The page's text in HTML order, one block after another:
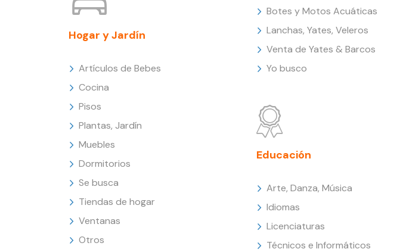
Hogar y Jardín
Artículos de Bebes
Cocina
Pisos
Plantas, Jardín
Muebles
Dormitorios
Se busca
Tiendas de hogar
Ventanas
Otros
Botes y Motos Acuáticas
Lanchas, Yates, Veleros
Venta de Yates & Barcos
Yo busco
Educación
Arte, Danza, Música
Idiomas
Licenciaturas
Técnicos e Informáticos